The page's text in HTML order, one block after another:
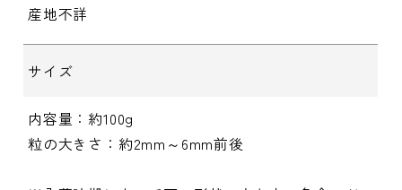
産地不詳
サイズ
内容量：約100g
粒の大きさ：約2mm～6mm前後